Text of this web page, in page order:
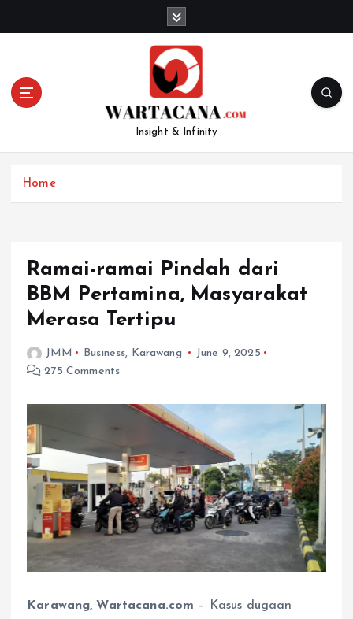
n
Insight & Infinity
Home
Ramai-ramai Pindah dari
BBM Pertamina, Masyarakat
Merasa Tertipu
JMM Business, Karawang
June 9, 2025
275 Comments
Karawang, Wartacana.com – Kasus dugaan